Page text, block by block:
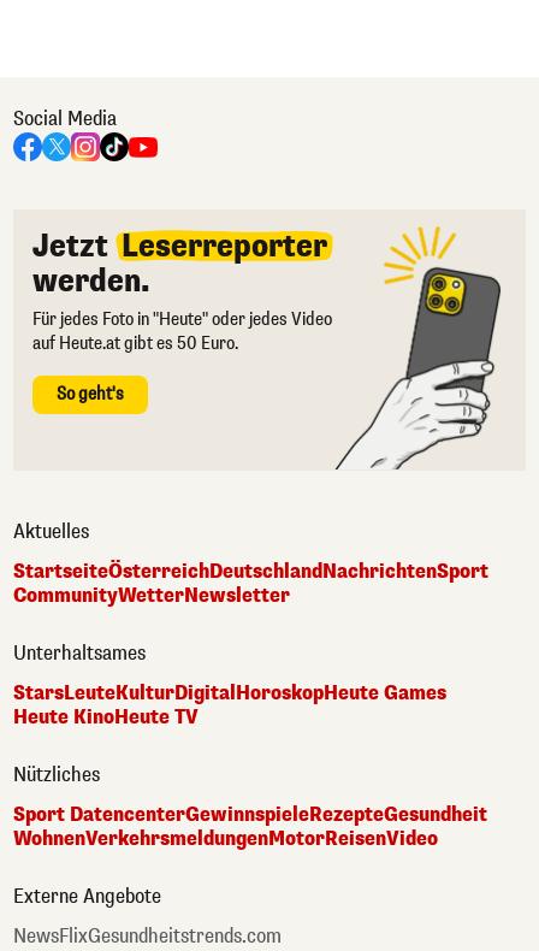
Social Media
Jetzt Leserreporter
werden.
Für jedes Foto in "Heute" oder jedes Video
auf Heute.at gibt es 50 Euro.
So geht's
Aktuelles
StartseiteÖsterreichDeutschlandNachrichtenSport
CommunityWetterNewsletter
Unterhaltsames
StarsLeuteKulturDigitalHoroskopHeute Games
Heute KinoHeute TV
Nützliches
Sport DatencenterGewinnspieleRezepteGesundheit
WohnenVerkehrsmeldungenMotorReisenVideo
Externe Angebote
NewsFlixGesundheitstrends.com